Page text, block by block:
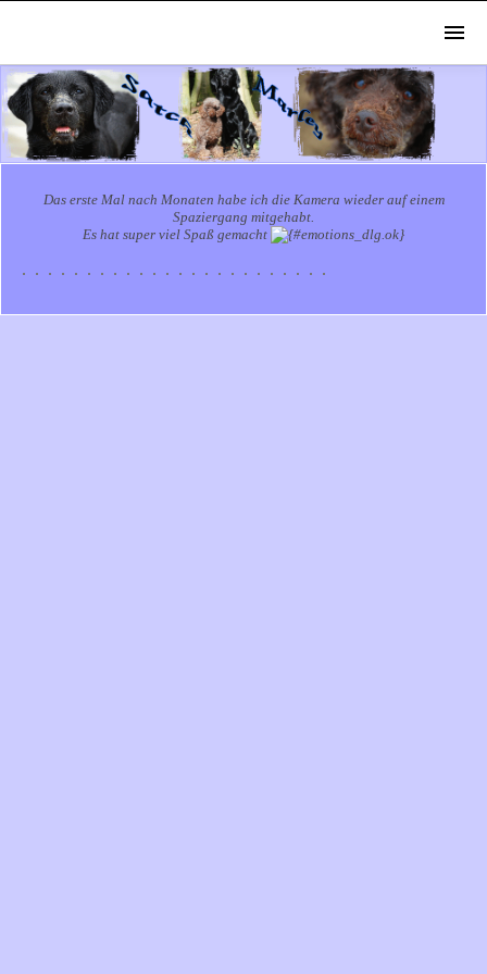
Das erste Mal nach Monaten habe ich die Kamera wieder auf einem
Spaziergang mitgehabt.
Es hat super viel Spaß gemacht